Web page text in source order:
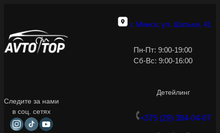
Следите за нами
в соц. сетях
Детейлинг
+375 (29) 384-04-07
г. Минск, ул. Шатько, 41
Пн-Пт: 9:00-19:00
Сб-Вс: 9:00-16:00